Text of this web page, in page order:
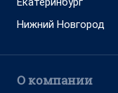
Нижний Новгород
О компании